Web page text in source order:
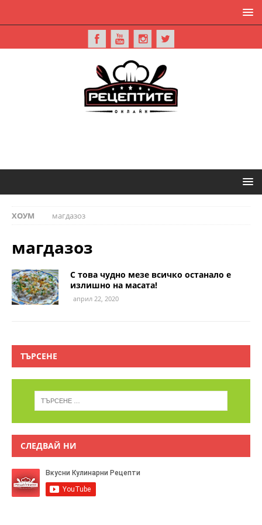
ХОУМ магдазоз
магдазоз
С това чудно мезе всичко останало е
излишно на масата!
април 22, 2020
ТЪРСЕНЕ
СЛЕДВАЙ НИ